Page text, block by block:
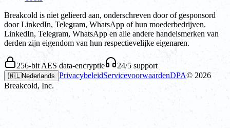
Breakcold is niet gelieerd aan, onderschreven door of gesponsord
door LinkedIn, Telegram, WhatsApp of hun moederbedrijven.
LinkedIn, Telegram, WhatsApp en alle andere handelsmerken van
derden zijn eigendom van hun respectievelijke eigenaren.
256-bit AES data-encryptie 24/5 support
🇳🇱Nederlands PrivacybeleidServicevoorwaardenDPA© 2026
Breakcold, Inc.